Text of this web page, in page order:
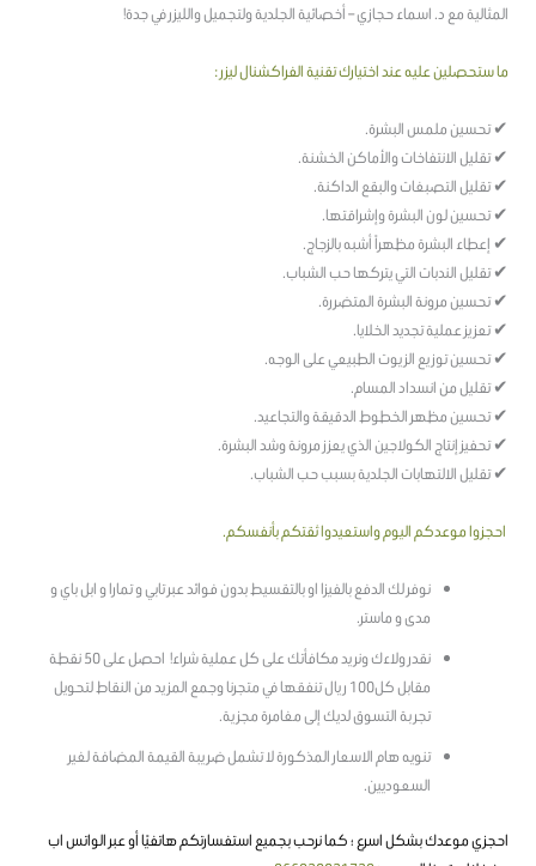
المثالية مع د. اسماء حجازي – أخصائية الجلدية ولتجميل والليزر في جدة!
ما ستحصلين عليه عند اختيارك تقنية الفراكشنال ليزر :
✔ تحسين ملمس البشرة.
✔ تقليل الانتفاخات والأماكن الخشنة.
✔ تقليل التصبغات والبقع الداكنة.
✔ تحسين لون البشرة وإشراقتها.
✔ إعطاء البشرة مظهراً أشبه بالزجاج.
✔ تقليل الندبات التي يتركها حب الشباب.
✔ تحسين مرونة البشرة المتضررة.
✔ تعزيز عملية تجديد الخلايا.
✔ تحسين توزيع الزيوت الطبيعي على الوجه.
✔ تقليل من انسداد المسام.
✔ تحسين مظهر الخطوط الدقيقة والتجاعيد.
✔ تحفيز إنتاج الكولاجين الذي يعزز مرونة وشد البشرة.
✔ تقليل الالتهابات الجلدية بسبب حب الشباب.
احجزوا موعدكم اليوم واستعيدوا ثقتكم بأنفسكم.
نوفر لك الدفع بالفيزا او بالتقسيط بدون فوائد عبر تابي و تمارا و ابل باي و
مدى و ماستر.
نقدر ولاءك ونريد مكافأتك على كل عملية شراء! احصل على 50 نقطة
مقابل كل100 ريال تنفقها في متجرنا وجمع المزيد من النقاط لتحويل
تجربة التسوق لديك إلى مغامرة مجزية.
تنويه هام الاسعار المذكورة لا تشمل ضريبة القيمة المضافة لغير
السعوديين.
احجزي موعدك بشكل اسرع ؛ كما نرحب بجميع استفسارتكم هاتفيًا أو عبر الواتس اب